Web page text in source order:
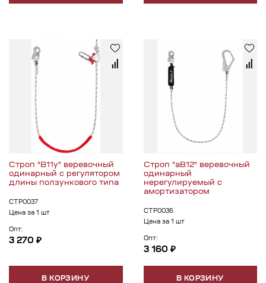
Строп "В11у" веревочный
одинарный с регулятором
длины ползункового типа
СТР0037
Цена за 1 шт
Опт:
3 270 ₽
В КОРЗИНУ
Строп "аВ12" веревочный
одинарный
нерегулируемый с
амортизатором
СТР0036
Цена за 1 шт
Опт:
3 160 ₽
В КОРЗИНУ